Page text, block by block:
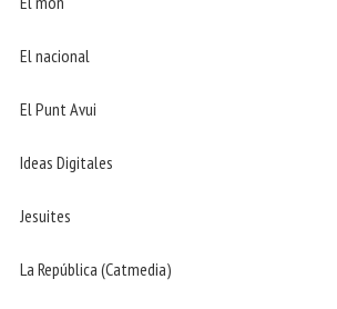
El nacional
El Punt Avui
Ideas Digitales
Jesuites
La República (Catmedia)